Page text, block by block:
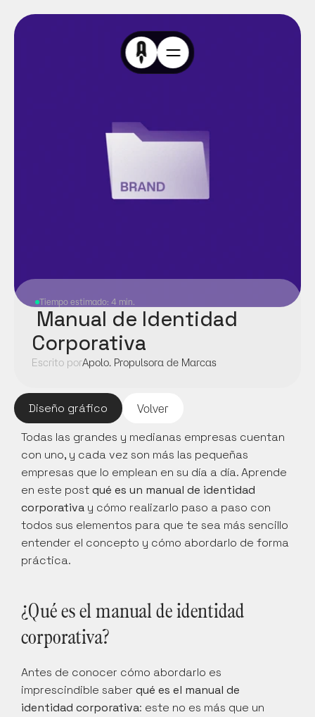
Diseño gráfico Volver
Todas las grandes y medianas empresas cuentan
con uno, y cada vez son más las pequeñas
empresas que lo emplean en su día a día. Aprende
en este post qué es un manual de identidad
corporativa y cómo realizarlo paso a paso con
todos sus elementos para que te sea más sencillo
entender el concepto y cómo abordarlo de forma
práctica.
¿Qué es el manual de identidad
corporativa?
Antes de conocer cómo abordarlo es
imprescindible saber qué es el manual de
identidad corporativa: este no es más que un
Tiempo estimado: 4 min.
Corporativa
Escrito porApolo. Propulsora de Marcas